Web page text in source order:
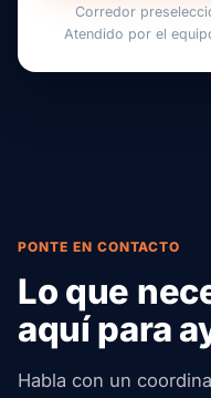
Corredor
Atendido por el
PONTE EN CONTACTO
Lo que
aquí para
Habla con un